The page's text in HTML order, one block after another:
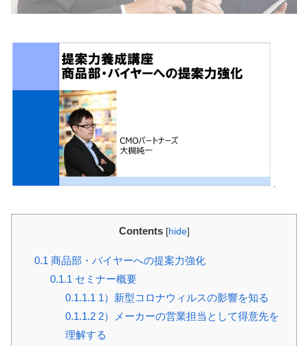
Contents [hide]
0.1 商品部・バイヤーへの提案力強化
0.1.1 セミナー概要
0.1.1.1 1）新型コロナウィルスの影響を知る
0.1.1.2 2）メーカーの営業担当として得意先を
理解する